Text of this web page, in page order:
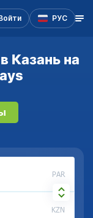
РУС
Казань на
PAR
KZN